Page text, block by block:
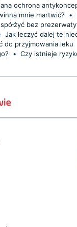
ochrona
mnie martwić?
•
bez
Jak leczyć dalej te
do przyjmowania leku
• Czy istnieje